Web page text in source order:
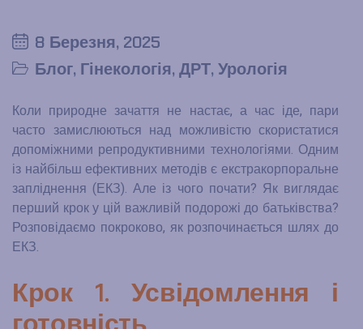
8 Березня, 2025
Блог, Гінекологія, ДРТ, Урологія
Коли природне зачаття не настає, а час іде, пари
часто замислюються над можливістю скористатися
допоміжними репродуктивними технологіями. Одним
із найбільш ефективних методів є екстракорпоральне
запліднення (ЕКЗ). Але із чого почати? Як виглядає
перший крок у цій важливій подорожі до батьківства?
Розповідаємо покроково, як розпочинається шлях до
ЕКЗ.
Крок 1. Усвідомлення і